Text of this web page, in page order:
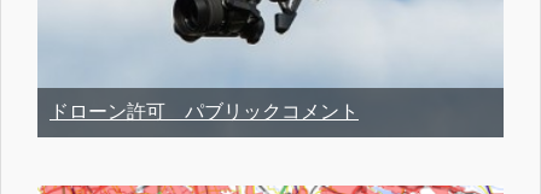
ドローン許可 パブリックコメント